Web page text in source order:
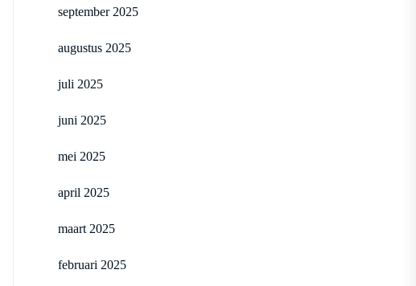
september 2025
augustus 2025
juli 2025
juni 2025
mei 2025
april 2025
maart 2025
februari 2025